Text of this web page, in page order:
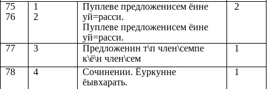
75
76
1
2
Пуплеве предложенисем ёине
уй=расси.
Пуплеве предложенисем ёине
уй=расси.
2
77 3
Предложенин т\п член\семпе
к\ё\н член\сем
1
78 4
Сочинении. Ёуркунне
ёывхарать.
1